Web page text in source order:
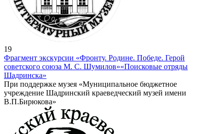
19
Фрагмент экскурсии «Фронту. Родине. Победе. Герой
советского союза М. С. Шумилов»«Поисковые отряды
Шадринска»
При поддержке музея «Муниципальное бюджетное
учреждение Шадринский краеведческий музей имени
В.П.Бирюкова»